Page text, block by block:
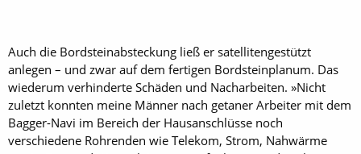
Auch die Bordsteinabsteckung ließ er satellitengestützt
anlegen – und zwar auf dem fertigen Bordsteinplanum. Das
wiederum verhinderte Schäden und Nacharbeiten. »Nicht
zuletzt konnten meine Männer nach getaner Arbeiter mit dem
Bagger-Navi im Bereich der Hausanschlüsse noch
verschiedene Rohrenden wie Telekom, Strom, Nahwärme